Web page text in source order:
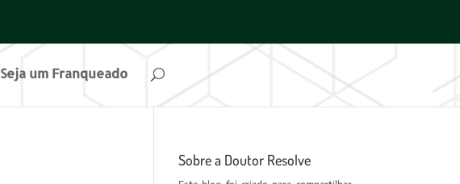
Seja um Franqueado
Sobre a Doutor Resolve